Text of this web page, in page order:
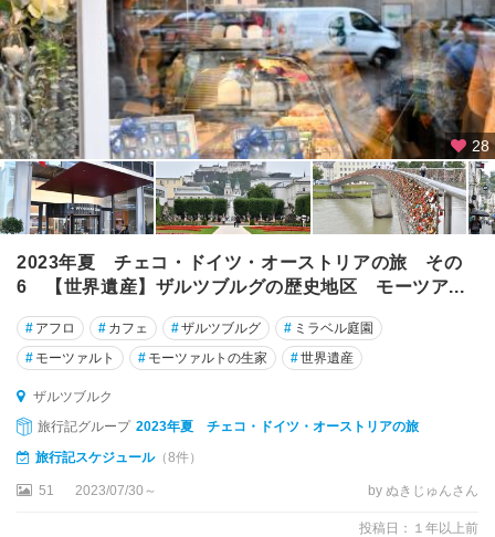
ッ
テ
ン
ベ
ル
ク
ラ
ン
デ
ッ
ク
リ
エ
ツ
リ
ツ
28
2023年夏 チェコ・ドイツ・オーストリアの旅 その
6 【世界遺産】ザルツブルグの歴史地区 モーツア...
# アフロ # カフェ #ザルツブルグ # ミラベル庭園
# モーツァルト # モーツァルトの生家 #世界遺産
ザルツブルク
旅行記グループ 2023年夏 チェコ・ドイツ・オーストリアの旅
旅行記スケジュール（8件）
51 2023/07/30～ by ぬきじゅんさん
投稿日：１年以上前